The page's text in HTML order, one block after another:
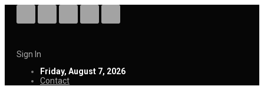
Sign In
Friday, August 7, 2026
Contact